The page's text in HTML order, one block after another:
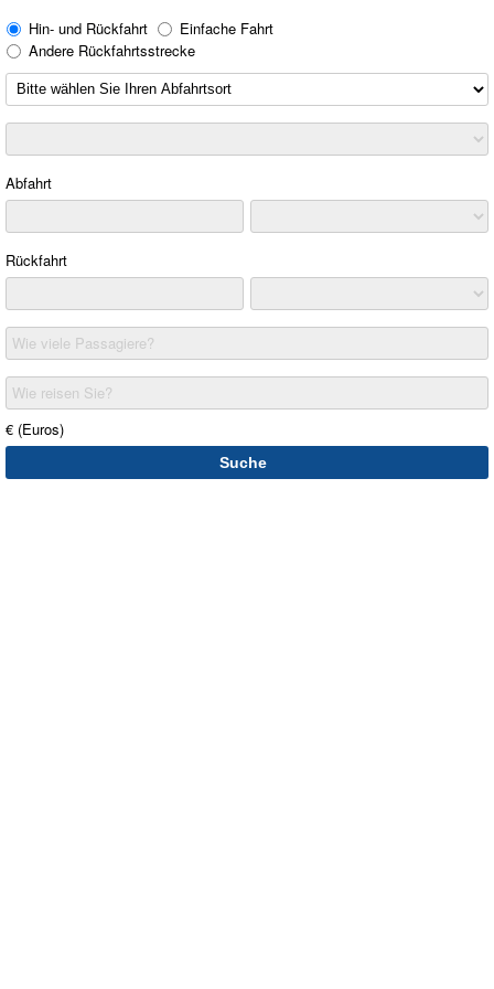
Hin- und Rückfahrt
Einfache Fahrt
Andere Rückfahrtsstrecke
Abfahrt
Rückfahrt
Wie viele Passagiere?
Wie reisen Sie?
€ (Euros)
Suche